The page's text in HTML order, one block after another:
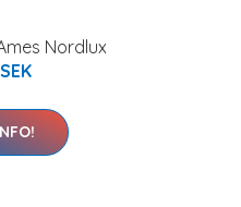
Nordlux